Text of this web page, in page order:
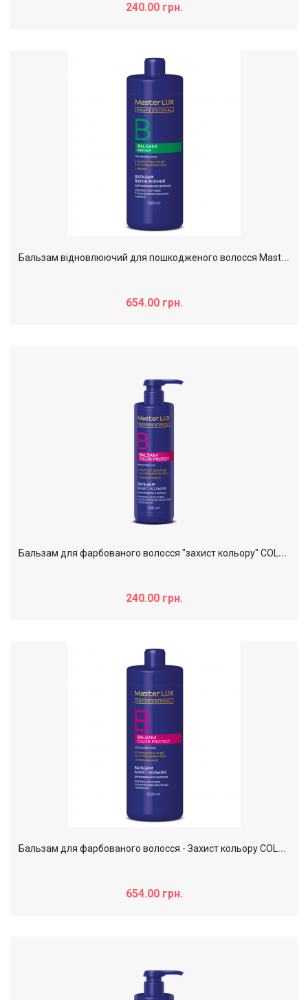
240.00 грн.
Б
альзам відновлюючий для пошкодженого волосся Master LUX proffesional, 1000 мл
654.00 грн.
Б
альзам для фарбованого волосся "захист кольору" COLOR PROTECT Master LUX professional, 250 мл
240.00 грн.
Б
альзам для фарбованого волосся - Захист кольору COLOR PROTECT Master LUX professional, 1000 мл
654.00 грн.